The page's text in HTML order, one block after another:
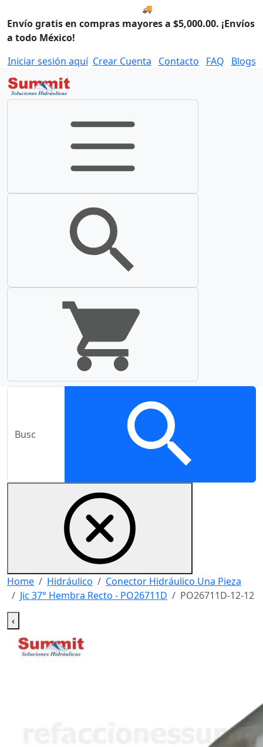
🚚 Envío el Lunes, 10 de
Envío gratis en compras mayores a $5,000.00. ¡Envíos
a todo México!
Iniciar sesión aquí Crear Cuenta Contacto FAQ Blogs
Home Hidráulico
Conector Hidráulico Una Pieza
Jic 37° Hembra Recto - PO26711D
PO26711D-12-12
‹